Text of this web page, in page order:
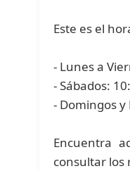
Este es el
- Lunes a
- Sábados:
- Domingos y
Encuentra
consultar los